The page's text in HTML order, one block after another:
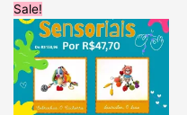
Sale!
preço
original
era:
R$158.96.
preço
atual
é:
R$97.00.